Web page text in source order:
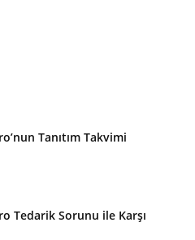
Tanıtım Takvimi
Tedarik Sorunu ile Karşı